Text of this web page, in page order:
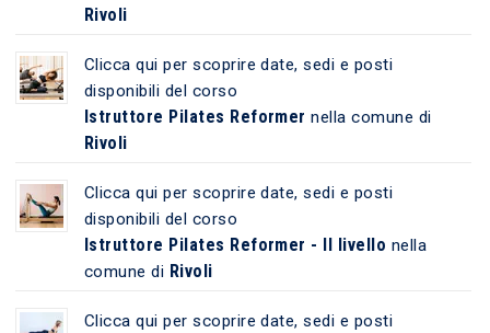
Rivoli
Clicca qui per scoprire date, sedi e posti
disponibili del corso
Istruttore Pilates Reformer nella comune di
Rivoli
Clicca qui per scoprire date, sedi e posti
disponibili del corso
Istruttore Pilates Reformer - II livello nella
comune di Rivoli
Clicca qui per scoprire date, sedi e posti